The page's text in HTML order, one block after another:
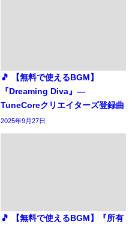
🎵 【無料で使えるBGM】
『Dreaming Diva』―
TuneCoreクリエイターズ登録曲
2025年9月27日
🎵 【無料で使えるBGM】『所有